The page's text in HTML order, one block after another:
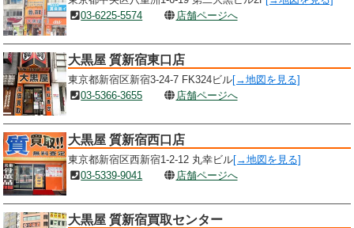
03-6225-5574
店舗ページへ
大黒屋 質新宿東口店
東京都新宿区新宿3-24-7 FK324ビル[→地図を見る]
03-5366-3655
店舗ページへ
大黒屋 質新宿西口店
東京都新宿区西新宿1-2-12 丸幸ビル[→地図を見る]
03-5339-9041
店舗ページへ
大黒屋 質新宿買取センター